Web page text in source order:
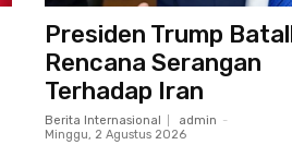
Presiden Trump
Rencana Serangan
Terhadap Iran
Berita Internasional admin -
Minggu, 2 Agustus 2026